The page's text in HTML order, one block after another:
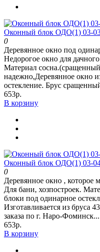
Оконный блок ОДО(1) 03-
0
Деревянное окно под
Недорогое окно для
Материал
надежно,Деревянное окно
остекление. Брус
653р.
В корзину
Оконный блок ОДО(1) 03-
0
Деревянное окно , которое
Для бани, хозпостроек.
блоки под одинарное
Изготавливается из бруса
заказа по г. Наро-Фоминск...
653р.
В корзину